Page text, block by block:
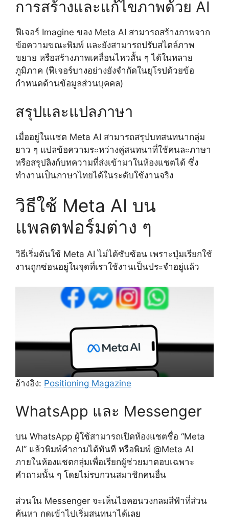
การสร้างและแก้ไขภาพด้วย AI
ฟีเจอร์ Imagine ของ Meta AI สามารถสร้างภาพจาก
ข้อความขณะพิมพ์ และยังสามารถปรับสไตล์ภาพ
ขยาย หรือสร้างภาพเคลื่อนไหวสั้น ๆ ได้ในหลาย
ภูมิภาค (ฟีเจอร์บางอย่างยังจำกัดในยุโรปด้วยข้อ
กำหนดด้านข้อมูลส่วนบุคคล)
สรุปและแปลภาษา
เมื่ออยู่ในแชต Meta AI สามารถสรุปบทสนทนากลุ่ม
ยาว ๆ แปลข้อความระหว่างคู่สนทนาที่ใช้คนละภาษา
หรือสรุปลิงก์บทความที่ส่งเข้ามาในห้องแชตได้ ซึ่ง
ทำงานเป็นภาษาไทยได้ในระดับใช้งานจริง
วิธีใช้ Meta AI บน
แพลตฟอร์มต่าง ๆ
วิธีเริ่มต้นใช้ Meta AI ไม่ได้ซับซ้อน เพราะปุ่มเรียกใช้
งานถูกซ่อนอยู่ในจุดที่เราใช้งานเป็นประจำอยู่แล้ว
อ้างอิง: Positioning Magazine
WhatsApp และ Messenger
บน WhatsApp ผู้ใช้สามารถเปิดห้องแชตชื่อ “Meta
AI” แล้วพิมพ์คำถามได้ทันที หรือพิมพ์ @Meta AI
ภายในห้องแชตกลุ่มเพื่อเรียกผู้ช่วยมาตอบเฉพาะ
คำถามนั้น ๆ โดยไม่รบกวนสมาชิกคนอื่น
ส่วนใน Messenger จะเห็นไอคอนวงกลมสีฟ้าที่ส่วน
ค้นหา กดเข้าไปเริ่มสนทนาได้เลย